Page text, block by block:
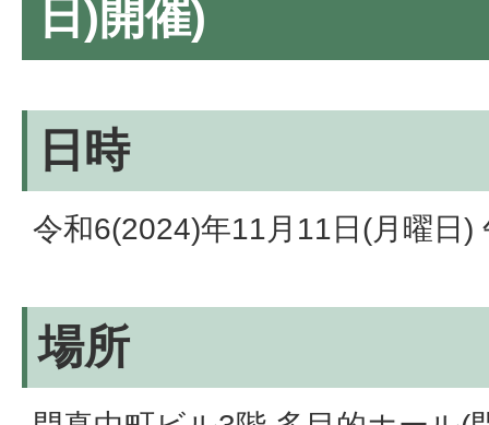
日)開催)
日時
令和6(2024)年11月11日(月曜日)
場所